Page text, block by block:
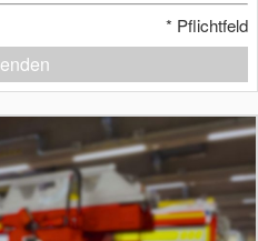
* Pflichtfeld